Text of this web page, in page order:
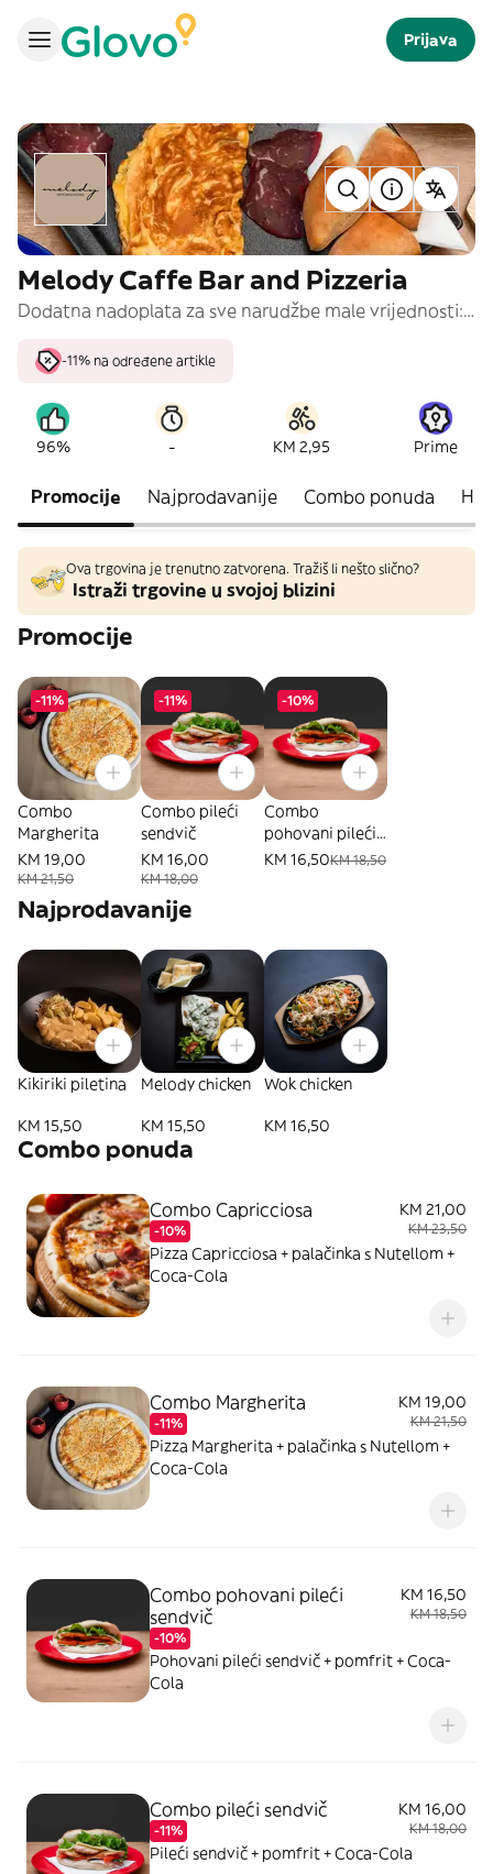
Prijava
Melody Caffe Bar and Pizzeria
Dodatna nadoplata za sve narudžbe male vrijednosti: 2 KM za narudžbe ispod 6 KM Akcija - uz svaku narudžbu od 30 KM i više, poklanjamo Coca-Cola 1.25lt.
-11% na određene artikle
96% - KM 2,95 Prime
Promocije Najprodavanije Combo ponuda Hit
Ova trgovina je trenutno zatvorena. Tražiš li nešto slično?
Istraži trgovine u svojoj blizini
Promocije
-11%
Combo
Margherita
KM 19,00
KM 21,50
-11%
Combo pileći
sendvič
KM 16,00
KM 18,00
-10%
Combo
pohovani pileći
sendvič
KM 16,50KM 18,50
Najprodavanije
Kikiriki piletina
KM 15,50
Melody chicken
KM 15,50
Wok chicken
KM 16,50
Combo ponuda
Combo Capricciosa
-10%
KM 21,00
KM 23,50
Pizza Capricciosa + palačinka s Nutellom +
Coca-Cola
Combo Margherita
-11%
KM 19,00
KM 21,50
Pizza Margherita + palačinka s Nutellom +
Coca-Cola
Combo pohovani pileći
sendvič
-10%
KM 16,50
KM 18,50
Pohovani pileći sendvič + pomfrit + Coca-
Cola
Combo pileći sendvič
-11%
KM 16,00
KM 18,00
Pileći sendvič + pomfrit + Coca-Cola